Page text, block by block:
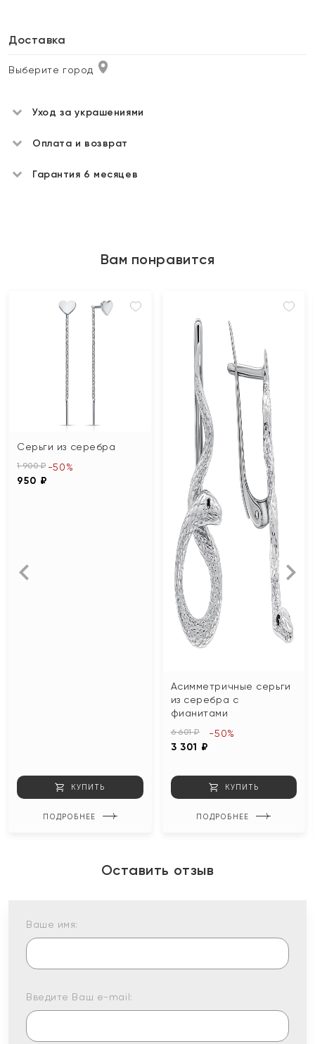
Доставка
Выберите город
Уход за украшениями
Оплата и возврат
Гарантия 6 месяцев
Вам понравится
Серьги из серебра
1 900 ₽
950 ₽
-50%
КУПИТЬ
ПОДРОБНЕЕ
Асимметричные серьги
из серебра с
фианитами
6 601 ₽
3 301 ₽
-50%
КУПИТЬ
ПОДРОБНЕЕ
Оставить отзыв
Ваше имя:
Введите Ваш e-mail: